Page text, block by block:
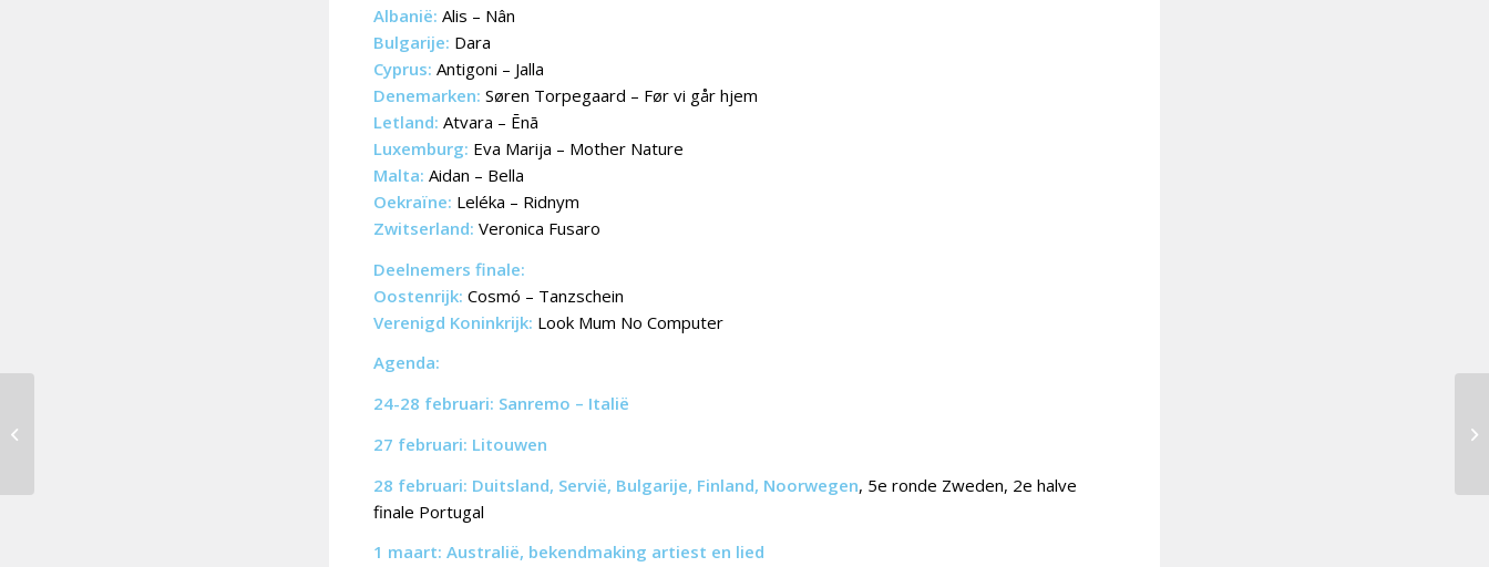
Albanië: Alis – Nân
Bulgarije: Dara
Cyprus: Antigoni – Jalla
Denemarken: Søren Torpegaard – Før vi går hjem
Letland: Atvara – Ēnā
Luxemburg: Eva Marija – Mother Nature
Malta: Aidan – Bella
Oekraïne: Leléka – Ridnym
Zwitserland: Veronica Fusaro
Deelnemers finale:
Oostenrijk: Cosmó – Tanzschein
Verenigd Koninkrijk: Look Mum No Computer
Agenda:
24-28 februari: Sanremo – Italië
27 februari: Litouwen
28 februari: Duitsland, Servië, Bulgarije, Finland, Noorwegen, 5e ronde Zweden, 2e halve
finale Portugal
1 maart: Australië, bekendmaking artiest en lied